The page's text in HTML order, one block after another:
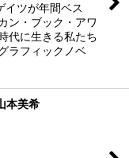
ツが年間ベス
ン・ブック・アワ
代に生きる私たち
ラフィックノベ
本美希